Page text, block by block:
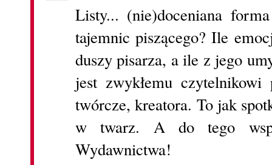
Listy... (nie)doceniana
tajemnic piszącego? Ile
duszy pisarza, a ile z jego
jest zwykłemu czytelnikowi
twórcze, kreatora. To jak
w twarz. A do tego
Wydawnictwa!